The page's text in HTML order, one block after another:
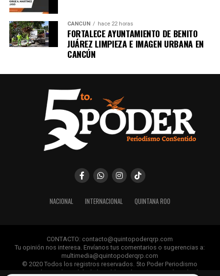
CANCÚN hace 22 horas
FORTALECE AYUNTAMIENTO DE BENITO
JUÁREZ LIMPIEZA E IMAGEN URBANA EN
CANCÚN
NACIONAL INTERNACIONAL QUINTANA ROO
CONTACTO: contacto@quintopoderqrp.com
Tu opinión nos interesa. Envíanos tus comentarios o sugerencias a:
multimedia@quintopoderqrp.com
© 2020 Todos los registros reservados. 5to Poder Periodismo
ConSentido Queda prohibida la publicación, retransmisión, edición y